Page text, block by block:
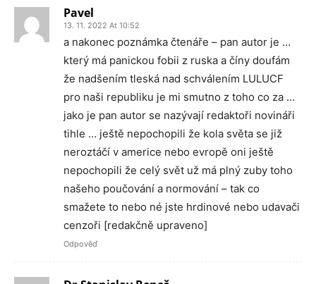
Pavel
13. 11. 2022 At 10:52
a nakonec poznámka čtenáře – pan autor je …
který má panickou fobii z ruska a číny doufám
že nadšením tleská nad schválením LULUCF
pro naši republiku je mi smutno z toho co za …
jako je pan autor se nazývají redaktoři novináři
tihle … ještě nepochopili že kola světa se již
neroztáčí v americe nebo evropě oni ještě
nepochopili že celý svět už má plný zuby toho
našeho poučování a normování – tak co
smažete to nebo né jste hrdinové nebo udavači
cenzoři [redakčně upraveno]
Odpověď